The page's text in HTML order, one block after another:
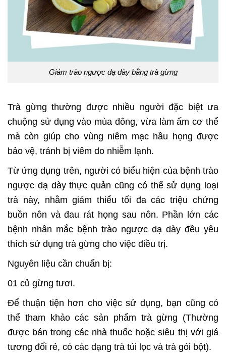
Giảm trào ngược dạ dày bằng trà gừng
Trà gừng thường được nhiều người đặc biệt ưa
chuộng sử dụng vào mùa đông, vừa làm ấm cơ thể
mà còn giúp cho vùng niêm mạc hầu họng được
bảo vệ, tránh bị viêm do nhiễm lạnh.
Từ ứng dụng trên, người có biểu hiện của bệnh trào
ngược dạ dày thực quản cũng có thể sử dụng loại
trà này, nhằm giảm thiểu tối đa các triệu chứng
buồn nôn và đau rát họng sau nôn. Phần lớn các
bệnh nhân mắc bệnh trào ngược dạ dày đều yêu
thích sử dụng trà gừng cho việc điều trị.
Nguyên liệu cần chuẩn bị:
01 củ gừng tươi.
Để thuận tiện hơn cho việc sử dụng, bạn cũng có
thể tham khảo các sản phẩm trà gừng (Thường
được bán trong các nhà thuốc hoặc siêu thị với giá
tương đối rẻ, có các dạng trà túi lọc và trà gói bột).